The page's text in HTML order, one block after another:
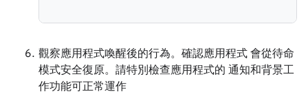
觀察應用程式喚醒後的行為。確認應用程式 會從待命
模式安全復原。請特別檢查應用程式的 通知和背景工
作功能可正常運作